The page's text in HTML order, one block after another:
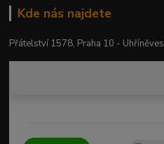
Kde nás najdete
Přátelství 1578, Praha 10 - Uhříněves